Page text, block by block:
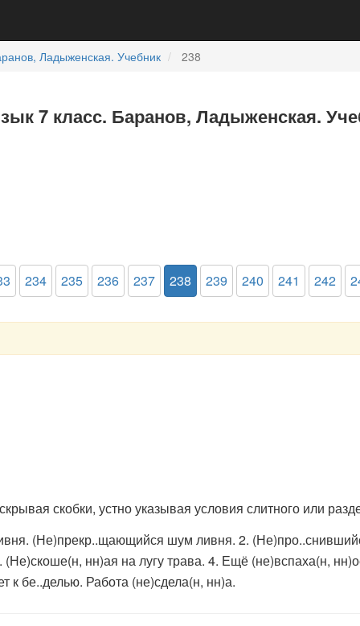
Ладыженская. Учебник 238
7 класс. Баранов, Ладыженская.
234 235 236 237 238 239 240 241 242
скобки, устно указывая условия слитного или
(Не)прекр..щающийся шум ливня. 2.
нн)ая на лугу трава. 4. Ещё (не)вспаха(н,
к бе..делью. Работа (не)сдела(н, нн)а.